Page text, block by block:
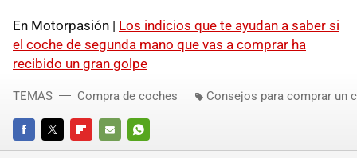
En Motorpasión | Los indicios que te ayudan a saber si
el coche de segunda mano que vas a comprar ha
recibido un gran golpe
FACEBOOKTWITTERFLIPBOARD
E-
WHATSAPP
TEMAS Compra de coches Consejos para comprar un